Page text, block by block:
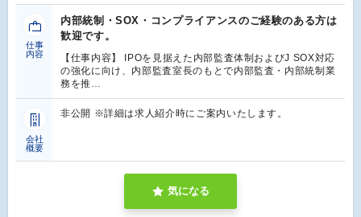
仕事
内容
内部統制・SOX・コンプライアンスのご経験のある方は
歓迎です。
【仕事内容】 IPOを見据えた内部監査体制およびJ SOX対応
の強化に向け、内部監査室長のもとで内部監査・内部統制業
務を推…
会社
概要
非公開 ※詳細は求人紹介時にご案内いたします。
気になる